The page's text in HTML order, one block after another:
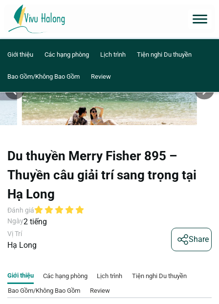
Giới thiệu Các hạng phòng Lịch trình Tiện nghi Du thuyền
Bao Gồm/Không Bao Gồm Review
Du thuyền Merry Fisher 895 –
Thuyền câu giải trí sang trọng tại
Hạ Long
Đánh giá
Ngày2 tiếng
Vị Trí
Hạ Long
Share
Giới thiệu Các hạng phòng Lịch trình
Tiện nghi Du thuyền
Bao Gồm/Không Bao Gồm
Review